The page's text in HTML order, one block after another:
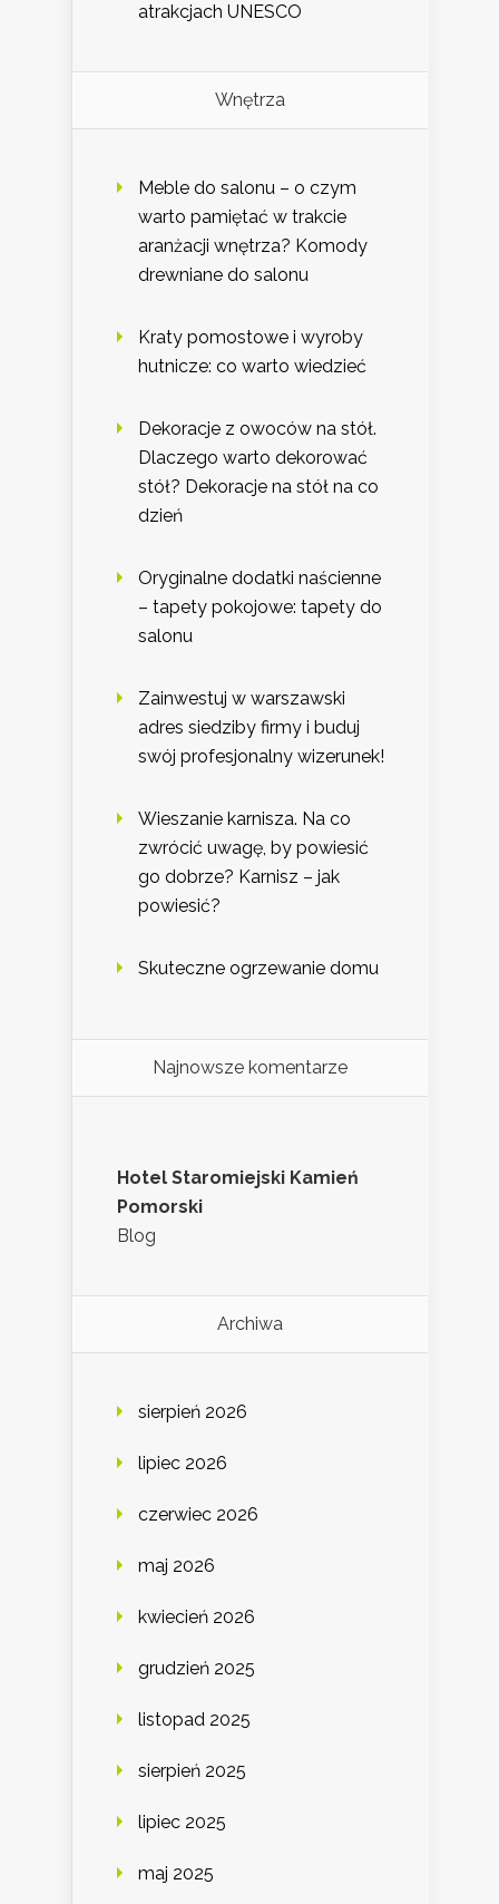
atrakcjach UNESCO
Wnętrza
Meble do salonu – o czym
warto pamiętać w trakcie
aranżacji wnętrza? Komody
drewniane do salonu
Kraty pomostowe i wyroby
hutnicze: co warto wiedzieć
Dekoracje z owoców na stół.
Dlaczego warto dekorować
stół? Dekoracje na stół na co
dzień
Oryginalne dodatki naścienne
– tapety pokojowe: tapety do
salonu
Zainwestuj w warszawski
adres siedziby firmy i buduj
swój profesjonalny wizerunek!
Wieszanie karnisza. Na co
zwrócić uwagę, by powiesić
go dobrze? Karnisz – jak
powiesić?
Skuteczne ogrzewanie domu
Najnowsze komentarze
Hotel Staromiejski Kamień
Pomorski
Blog
Archiwa
sierpień 2026
lipiec 2026
czerwiec 2026
maj 2026
kwiecień 2026
grudzień 2025
listopad 2025
sierpień 2025
lipiec 2025
maj 2025